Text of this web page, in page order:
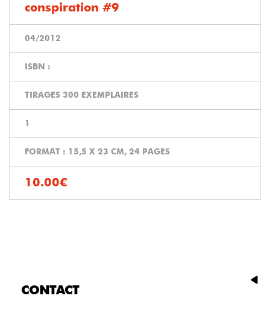
conspiration #9
04/2012
ISBN :
TIRAGES 300 EXEMPLAIRES
1
FORMAT : 15,5 X 23 CM, 24 PAGES
10.00€
CONTACT